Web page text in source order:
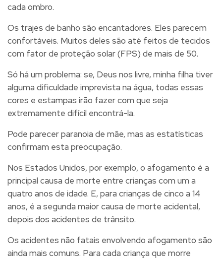
cada ombro.
Os trajes de banho são encantadores. Eles parecem
confortáveis. Muitos deles são até feitos de tecidos
com fator de proteção solar (FPS) de mais de 50.
Só há um problema: se, Deus nos livre, minha filha tiver
alguma dificuldade imprevista na água, todas essas
cores e estampas irão fazer com que seja
extremamente difícil encontrá-la.
Pode parecer paranoia de mãe, mas as estatísticas
confirmam esta preocupação.
Nos Estados Unidos, por exemplo, o afogamento é a
principal causa de morte entre crianças com um a
quatro anos de idade. E, para crianças de cinco a 14
anos, é a segunda maior causa de morte acidental,
depois dos acidentes de trânsito.
Os acidentes não fatais envolvendo afogamento são
ainda mais comuns. Para cada criança que morre